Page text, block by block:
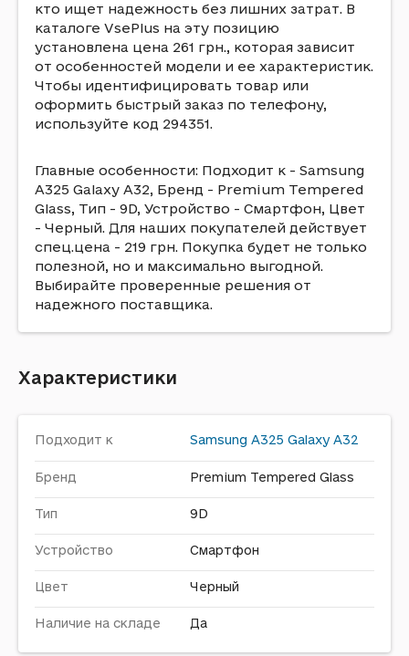
кто ищет надежность без лишних затрат. В
каталоге VsePlus на эту позицию
установлена цена 261 грн., которая зависит
от особенностей модели и ее характеристик.
Чтобы идентифицировать товар или
оформить быстрый заказ по телефону,
используйте код 294351.
Главные особенности: Подходит к - Samsung
A325 Galaxy A32, Бренд - Premium Tempered
Glass, Тип - 9D, Устройство - Смартфон, Цвет
- Черный. Для наших покупателей действует
спец.цена - 219 грн. Покупка будет не только
полезной, но и максимально выгодной.
Выбирайте проверенные решения от
надежного поставщика.
Характеристики
Подходит к Samsung A325 Galaxy A32
Бренд Premium Tempered Glass
Тип 9D
Устройство Смартфон
Цвет Черный
Наличие на складе Да